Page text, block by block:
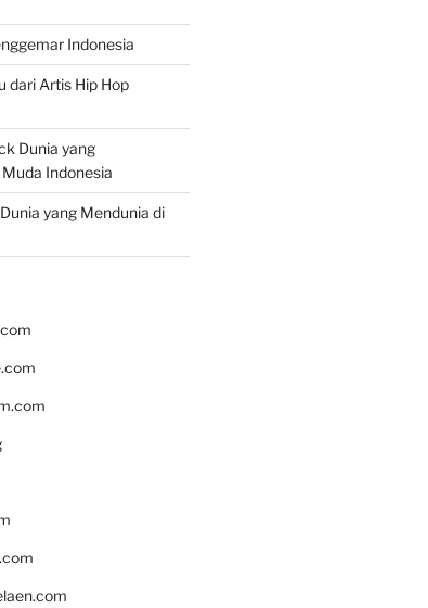
Indonesia
dari Artis Hip Hop
Dunia yang
Indonesia
yang Mendunia di